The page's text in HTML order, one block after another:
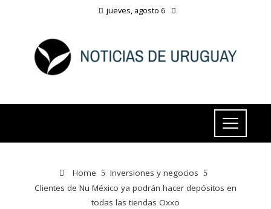
jueves, agosto 6
Home
Inversiones y negocios
Clientes de Nu México ya podrán hacer depósitos en
todas las tiendas Oxxo